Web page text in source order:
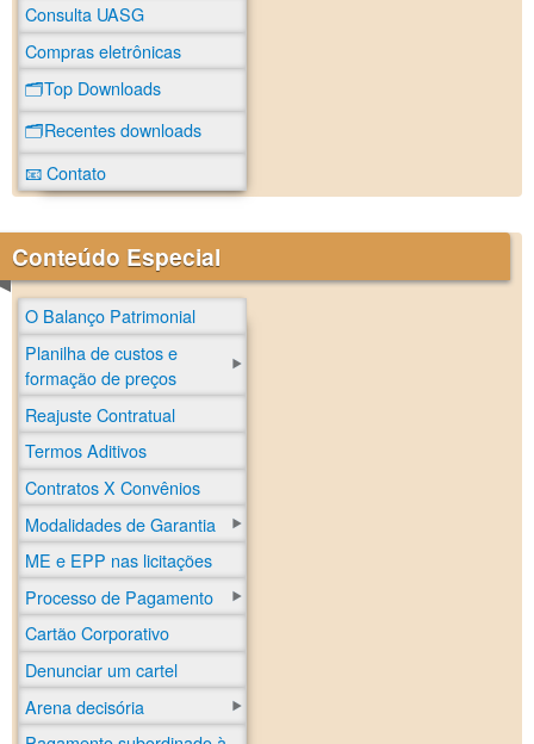
Consulta UASG
Compras eletrônicas
🗂️Top Downloads
🗂️Recentes downloads
📧 Contato
Conteúdo Especial
O Balanço Patrimonial
Planilha de custos e
formação de preços
Reajuste Contratual
Termos Aditivos
Contratos X Convênios
Modalidades de Garantia
ME e EPP nas licitações
Processo de Pagamento
Cartão Corporativo
Denunciar um cartel
Arena decisória